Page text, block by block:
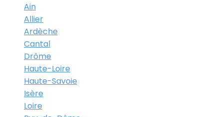
Ain
Allier
Ardèche
Cantal
Drôme
Haute-Loire
Haute-Savoie
Isère
Loire